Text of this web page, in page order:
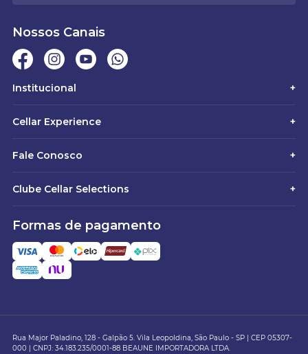
Nossos Canais
Institucional +
Cellar Experience +
Fale Conosco +
Clube Cellar Selections +
Formas de pagamento
Rua Major Paladino, 128 - Galpão 5. Vila Leopoldina, São Paulo - SP | CEP 05307-
000 | CNPJ: 34.183.235/0001-88 BEAUNE IMPORTADORA LTDA.